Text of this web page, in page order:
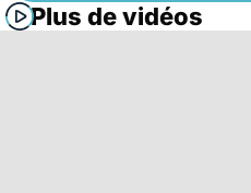
Plus de vidéos